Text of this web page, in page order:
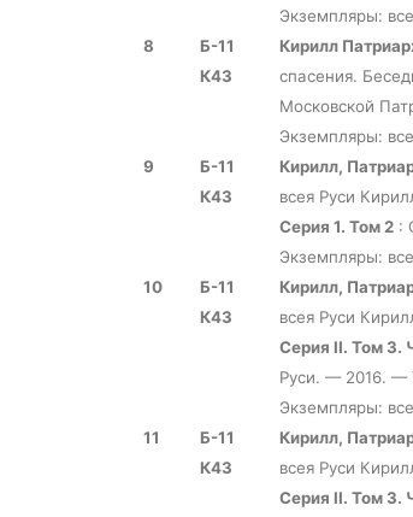
Экземпляры:
8
Б-11
К43
Кирилл
спасения.
Московской
Экземпляры:
9
Б-11
К43
Кирилл,
всея Руси
Серия 1. Том 2 :
Экземпляры:
10
Б-11
К43
Кирилл,
всея Руси
Серия II. Том 3.
Руси. — 2016. —
Экземпляры:
11
Б-11
К43
Кирилл,
всея Руси
Серия II. Том 3.